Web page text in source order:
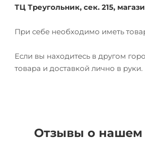
ТЦ Треугольник, сек. 215,
При себе необходимо иметь
Если вы находитесь в другом
товара и доставкой лично в
Отзывы о нашем